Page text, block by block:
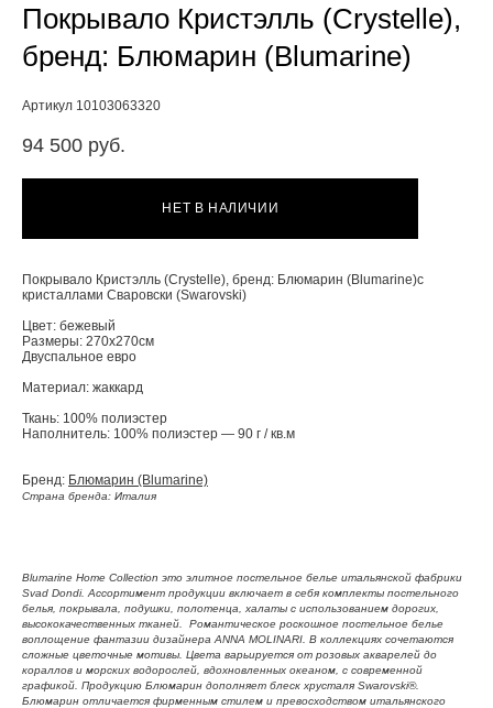
Покрывало Кристэлль (Crystelle),
бренд: Блюмарин (Blumarine)
Артикул 10103063320
94 500 pуб.
НЕТ В НАЛИЧИИ
Покрывало Кристэлль (Crystelle), бренд: Блюмарин (Blumarine)с
кристаллами Сваровски (Swarovski)
Цвет: бежевый
Размеры: 270х270см
Двуспальное евро
Материал: жаккард
Ткань: 100% полиэстер
Наполнитель: 100% полиэстер — 90 г / кв.м
Бренд: Блюмарин (Blumarine)
Страна бренда: Италия
Blumarine Home Collection это элитное постельное белье итальянской фабрики
Svad Dondi. Ассортимент продукции включает в себя комплекты постельного
белья, покрывала, подушки, полотенца, халаты с использованием дорогих,
высококачественных тканей. Романтическое роскошное постельное белье
воплощение фантазии дизайнера ANNA MOLINARI. В коллекциях сочетаются
сложные цветочные мотивы. Цвета варьируется от розовых акварелей до
кораллов и морских водорослей, вдохновленных океаном, с современной
графикой. Продукцию Блюмарин дополняет блеск хрусталя Swarovski®.
Блюмарин отличается фирменным стилем и превосходством итальянского